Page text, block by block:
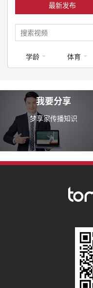
最新发布
学龄 体育
我要分享
梦享家传播知识